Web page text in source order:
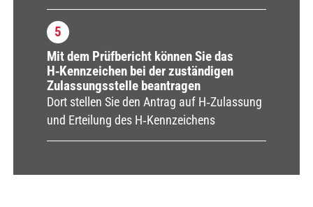
5
Mit dem Prüf­be­richt kön­nen Sie das
H‑Kennzeichen bei der zustän­di­gen
Zulas­sungs­stel­le bean­tra­gen
Dort stel­len Sie den Antrag auf H‑Zulassung
und Ertei­lung des H‑Kennzeichens